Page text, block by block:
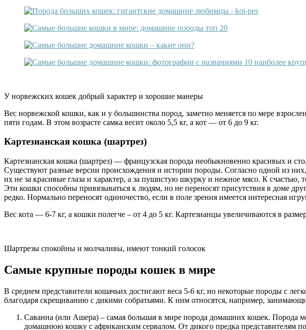
У норвежских кошек добрый характер и хорошие манеры
Вес норвежской кошки, как и у большинства пород, заметно меняется по мере
пяти годам. В этом возрасте самка весит около 5,5 кг, а кот — от 6 до 9 кг.
Картезианская кошка (шартрез)
Картезианская кошка (шартрез) — французская порода необыкновенно красивых и
Существуют разные версии происхождения и истории породы. Согласно одной из
их не за красивые глаза и характер, а за пушистую шкурку и нежное мясо. К
Эти кошки способны привязываться к людям, но не переносят присутствия в доме
редко. Нормально переносят одиночество, если в поле зрения имеется интересная
Вес кота — 6-7 кг, а кошки полегче – от 4 до 5 кг. Картезианцы увеличиваются в
Шартрезы спокойны и молчаливы, имеют тонкий голосок
Самые крупные породы кошек в мире
В среднем представители кошачьих достигают веса 5-6 кг, но некоторые породы с
благодаря скрещиванию с дикими собратьями. К ним относятся, например,
Саванна (или Ашера) – самая большая в мире порода домашних кошек. Порода
домашнюю кошку с африканским сервалом. От дикого предка представителям